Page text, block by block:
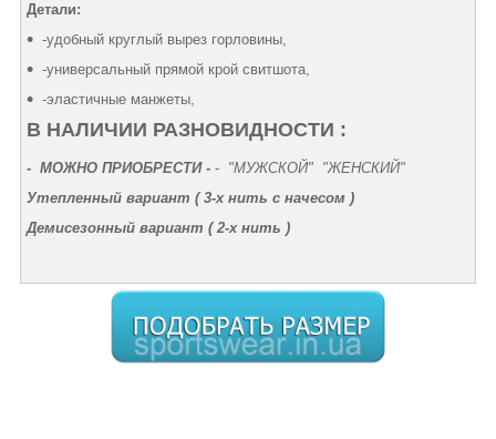
Детали:
-удобный круглый вырез горловины,
-универсальный прямой крой свитшота,
-эластичные манжеты,
В НАЛИЧИИ РАЗНОВИДНОСТИ :
- МОЖНО ПРИОБРЕСТИ - - "МУЖСКОЙ" "ЖЕНСКИЙ"
Утепленный вариант (3-х нить с начесом )
Демисезонный вариант (2-х нить )